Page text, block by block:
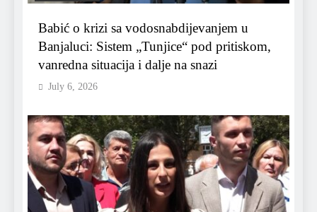
Babić o krizi sa vodosnabdijevanjem u
Banjaluci: Sistem „Tunjice“ pod pritiskom,
vanredna situacija i dalje na snazi
July 6, 2026